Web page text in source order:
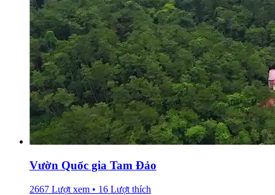
Vườn Quốc gia Tam Đảo
2667 Lượt xem • 16 Lượt thích